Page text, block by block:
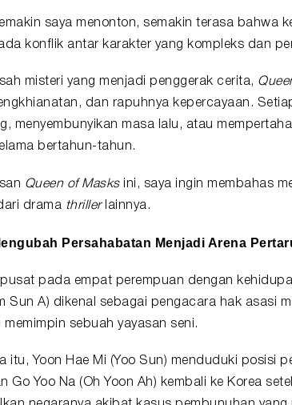
saya menonton, semakin terasa bahwa
konflik antar karakter yang kompleks dan
misteri yang menjadi penggerak cerita,
dan rapuhnya kepercayaan.
menyembunyikan masa lalu, atau
bertahun-tahun.
Queen of Masksini, saya ingin membahas
drama thrillerlainnya.
Persahabatan Menjadi Arena
pada empat perempuan dengan
Sun A) dikenal sebagai pengacara hak asasi
memimpin sebuah yayasan seni.
itu, Yoon Hae Mi (Yoo Sun) menduduki posisi
Go Yoo Na (Oh Yoon Ah) kembali ke Korea